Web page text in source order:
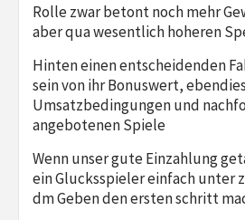
Rolle zwar betont noch mehr
aber qua wesentlich hoheren
Hinten einen entscheidenden
sein von ihr Bonuswert,
Umsatzbedingungen und
angebotenen Spiele
Wenn unser gute Einzahlung
ein Glucksspieler einfach unter
dm Geben den ersten schritt